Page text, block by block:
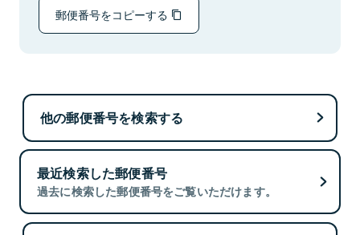
郵便番号をコピーする
他の郵便番号を検索する
最近検索した郵便番号
過去に検索した郵便番号をご覧いただけます。